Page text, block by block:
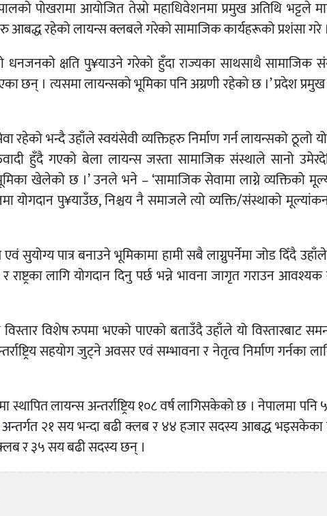
नेपालको पोखरामा आयोजित तेस्रो महाधिवेशनमा प्रमुख अतिथि भट्टले
आबद्ध रहेको लायन्स क्लबले गरेको सामाजिक कार्यहरूको प्रशंसा गरे ।
धनजनको क्षति पु¥याउने गरेको हुँदा राज्यका साथसाथै सामाजिक
छन् । त्यसमा लायन्सको भूमिका पनि अग्रणी रहेको छ ।’ प्रदेश
भन्दै उहाँले स्वयंसेवी व्यक्तिहरु निर्माण गर्न लायन्सको ठूलो
हुँदै गएको बेला लायन्स जस्ता सामाजिक संस्थाले सानो
खेलेको छ ।’ उनले भने – ‘सामाजिक सेवामा लाग्ने व्यक्तिको
योगदान पु¥याउँछ, निश्चय नै समाजले त्यो व्यक्ति/संस्थाको
पात्र बनाउने भूमिकामा हामी सबै लाग्नुपर्नेमा जोड दिँदै
लागि योगदान दिनु पर्छ भन्ने भावना जागृत गराउन
विशेष रुपमा भएको पाएको बताउँदै उहाँले यो विस्तारबाट
सहयोग जुट्ने अवसर एवं सम्भावना र नेतृत्व निर्माण गर्नका
लायन्स अन्तर्राष्ट्रिय १०८ वर्ष लागिसकेको छ । नेपालमा पनि
अन्तर्गत २१ सय भन्दा बढी क्लब र ४४ हजार सदस्य आबद्ध
र ३५ सय बढी सदस्य छन् ।